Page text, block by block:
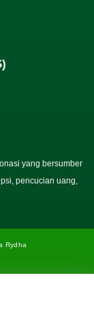
yang bersumber
pencucian uang,
Rydha